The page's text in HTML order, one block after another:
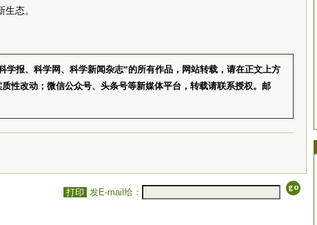
态。
学报、科学网、科学新闻杂志”的所有作品，网站转载，请在正文上方
性改动；微信公众号、头条号等新媒体平台，转载请联系授权。邮
打印 发E-mail给：